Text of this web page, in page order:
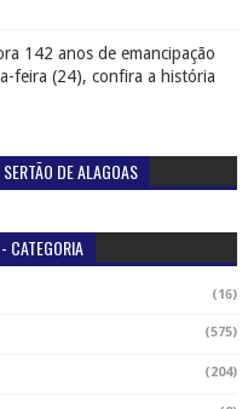
142 anos de emancipação
feira (24), confira a história
DE ALAGOAS
CATEGORIA
(16)
(575)
(204)